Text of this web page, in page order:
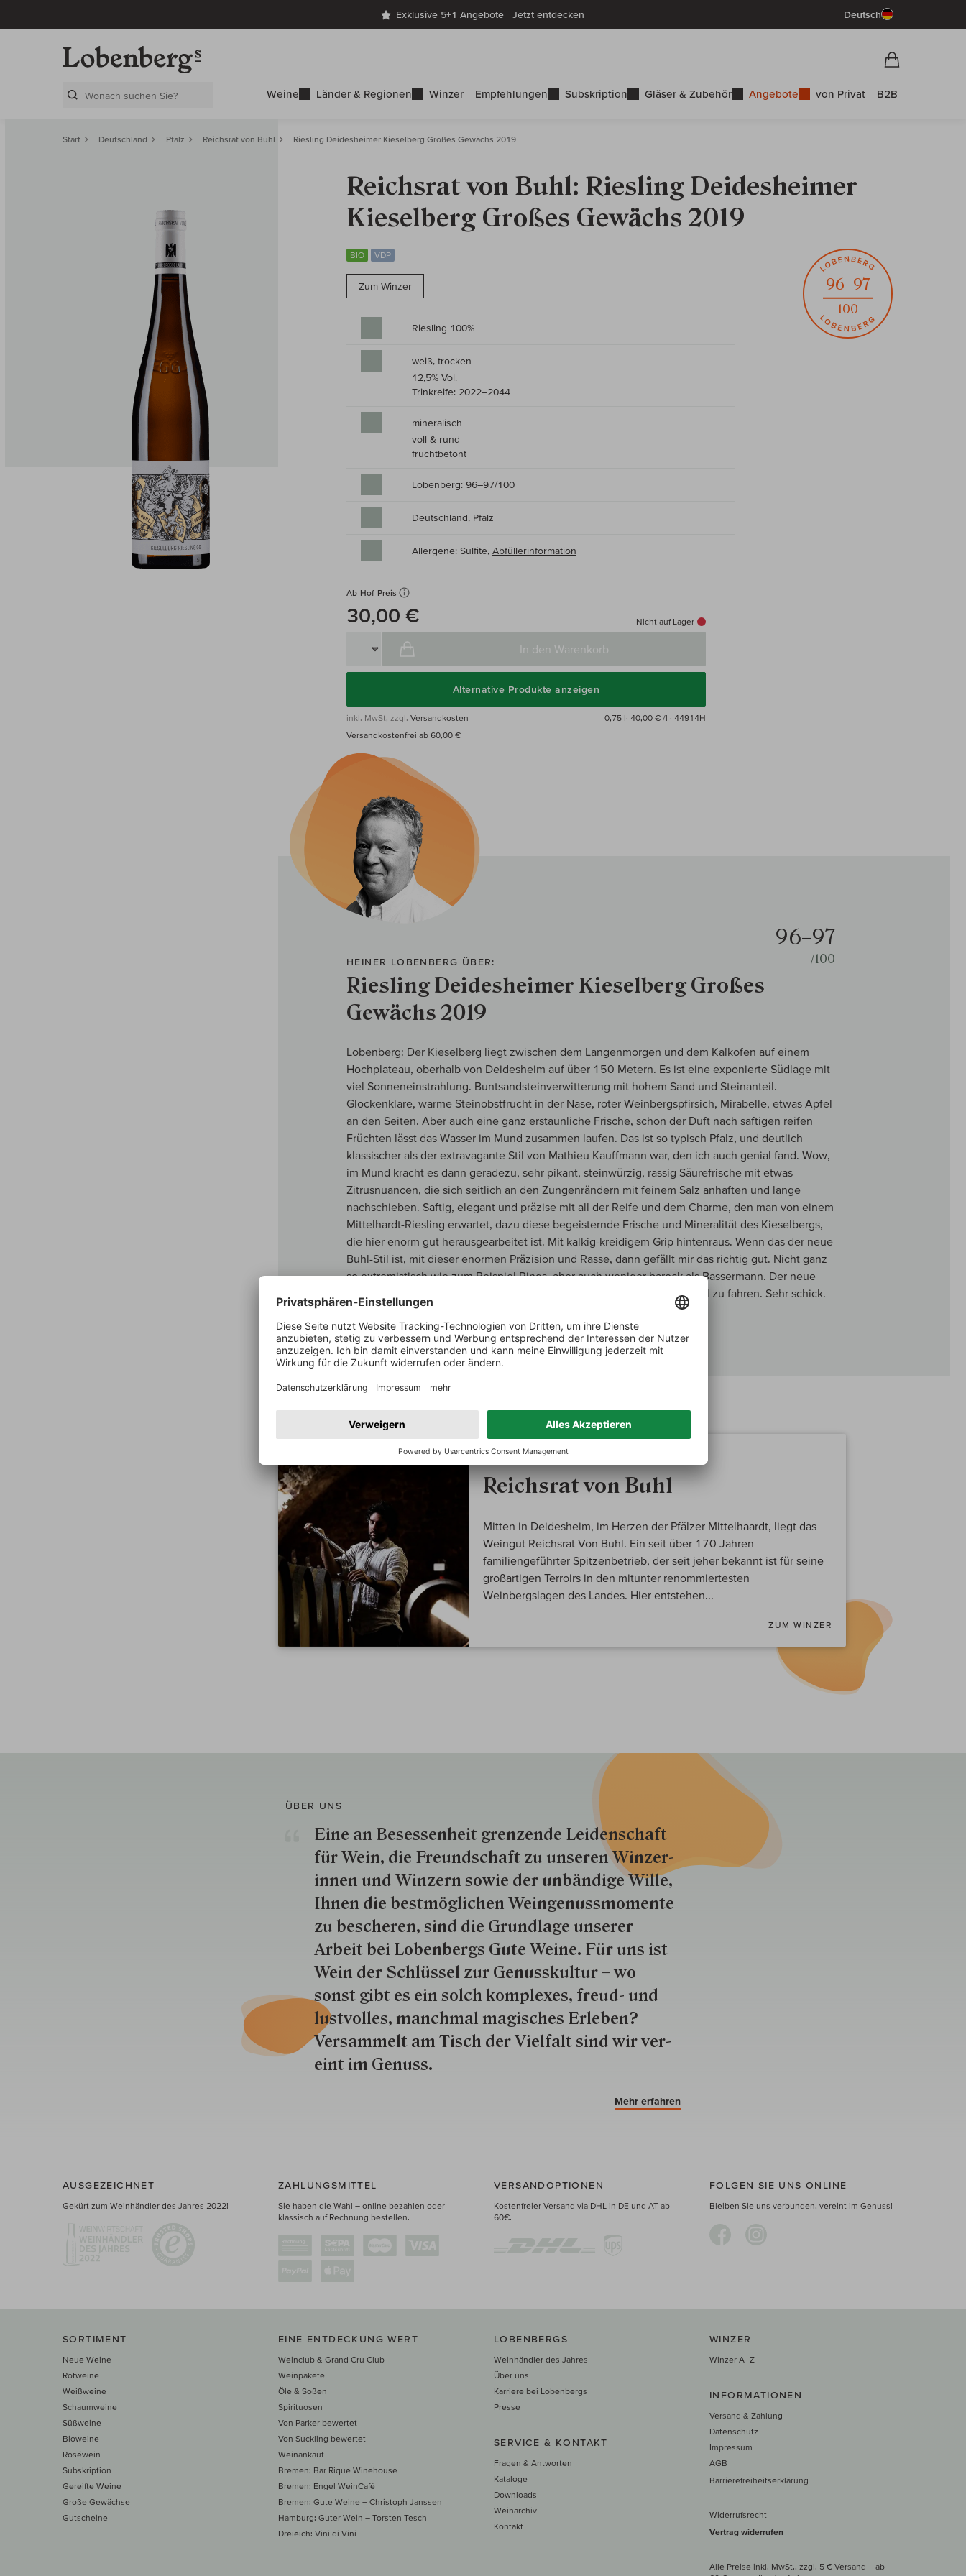
Exklusive 5+1 Angebote Jetzt entdecken Deutsch
Weine Länder & Regionen Winzer Empfehlungen Subskription Gläser & Zubehör Angebote von Privat B2B
Start Deutschland Pfalz Reichsrat von Buhl Riesling Deidesheimer Kieselberg Großes Gewächs 2019
Reichsrat von Buhl: Riesling Deidesheimer
Kieselberg Großes Gewächs 2019
BIO VDP
Zum Winzer 96–97
100
Riesling 100%
weiß, trocken
12,5% Vol.
Trinkreife: 2022–2044
mineralisch
voll & rund
fruchtbetont
Lobenberg: 96–97/100
Deutschland, Pfalz
Allergene: Sulfite, Abfüllerinformation
Ab-Hof-Preis
30,00 € Nicht auf Lager
In den Warenkorb
Alternative Produkte anzeigen
inkl. MwSt, zzgl. Versandkosten 0,75 l· 40,00 € /l · 44914H
Versandkostenfrei ab 60,00 €
HEINER LOBENBERG ÜBER:
Riesling Deidesheimer Kieselberg Großes
Gewächs 2019
96–97
/100
Lobenberg: Der Kieselberg liegt zwischen dem Langenmorgen und dem Kalkofen auf einem
Hochplateau, oberhalb von Deidesheim auf über 150 Metern. Es ist eine exponierte Südlage mit
viel Sonneneinstrahlung. Buntsandsteinverwitterung mit hohem Sand und Steinanteil.
Glockenklare, warme Steinobstfrucht in der Nase, roter Weinbergspfirsich, Mirabelle, etwas Apfel
an den Seiten. Aber auch eine ganz erstaunliche Frische, schon der Duft nach saftigen reifen
Früchten lässt das Wasser im Mund zusammen laufen. Das ist so typisch Pfalz, und deutlich
klassischer als der extravagante Stil von Mathieu Kauffmann war, den ich auch genial fand. Wow,
im Mund kracht es dann geradezu, sehr pikant, steinwürzig, rassig Säurefrische mit etwas
Zitrusnuancen, die sich seitlich an den Zungenrändern mit feinem Salz anhaften und lange
nachschieben. Saftig, elegant und präzise mit all der Reife und dem Charme, den man von einem
Mittelhardt-Riesling erwartet, dazu diese begeisternde Frische und Mineralität des Kieselbergs,
die hier enorm gut herausgearbeitet ist. Mit kalkig-kreidigem Grip hintenraus. Wenn das der neue
Buhl-Stil ist, mit dieser enormen Präzision und Rasse, dann gefällt mir das richtig gut. Nicht ganz
so extremistisch wie zum Beispiel Rings, aber auch weniger barock als Bassermann. Der neue
Kellermeister ist hier auf dem Weg einen sehr klaren, terroirgetreuen Stil zu fahren. Sehr schick.
96-97/100
MEIN WINZER
Reichsrat von Buhl
Mitten in Deidesheim, im Herzen der Pfälzer Mittelhaardt, liegt das
Weingut Reichsrat Von Buhl. Ein seit über 170 Jahren
familiengeführter Spitzenbetrieb, der seit jeher bekannt ist für seine
großartigen Terroirs in den mitunter renommiertesten
Weinbergslagen des Landes. Hier entstehen...
ZUM WINZER
ÜBER UNS
Eine an Besessenheit gren­zende Lei­den­schaft
für Wein, die Freund­schaft zu unseren Win­zer­
innen und Win­zern so­wie der un­bän­dige Wille,
Ihnen die best­mög­lich­en Wein­genuss­momente
zu besche­ren, sind die Grund­lage unserer
Arbeit bei Lobenbergs Gute Weine. Für uns ist
Wein der Schlüs­sel zur Genuss­kultur – wo
sonst gibt es ein solch kom­plexes, freud- und
lustvolles, manchmal ma­gisch­es Er­le­ben?
Versammelt am Tisch der Vielfalt sind wir ver­
eint im Genuss.
Mehr erfahren
AUSGEZEICHNET
Gekürt zum Weinhändler des Jahres 2022!
ZAHLUNGSMITTEL
Sie haben die Wahl – online bezahlen oder
klassisch auf Rechnung bestellen.
VERSANDOPTIONEN
Kostenfreier Versand via DHL in DE und AT ab
60€.
FOLGEN SIE UNS ONLINE
Bleiben Sie uns verbunden, vereint im Genuss!
SORTIMENT
Neue Weine
Rotweine
Weißweine
Schaumweine
Süßweine
Bioweine
Roséwein
Subskription
Gereifte Weine
Große Gewächse
Gutscheine
EINE ENTDECKUNG WERT
Weinclub & Grand Cru Club
Weinpakete
Öle & Soßen
Spirituosen
Von Parker bewertet
Von Suckling bewertet
Weinankauf
Bremen: Bar Rique Winehouse
Bremen: Engel WeinCafé
Bremen: Gute Weine – Christoph Janssen
Hamburg: Guter Wein – Torsten Tesch
Dreieich: Vini di Vini
LOBENBERGS
Weinhändler des Jahres
Über uns
Karriere bei Lobenbergs
Presse
SERVICE & KONTAKT
Fragen & Antworten
Kataloge
Downloads
Weinarchiv
Kontakt
WINZER
Winzer A–Z
INFORMATIONEN
Versand & Zahlung
Datenschutz
Impressum
AGB
Barrierefreiheitserklärung
Widerrufsrecht
Vertrag widerrufen
Alle Preise inkl. MwSt., zzgl. 5 € Versand – ab